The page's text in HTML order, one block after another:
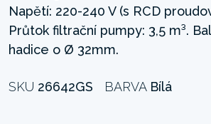
Napětí: 220-240 V (s RCD
Průtok filtrační pumpy: 3,5 m³.
hadice o Ø 32mm.
SKU 26642GS BARVA Bílá